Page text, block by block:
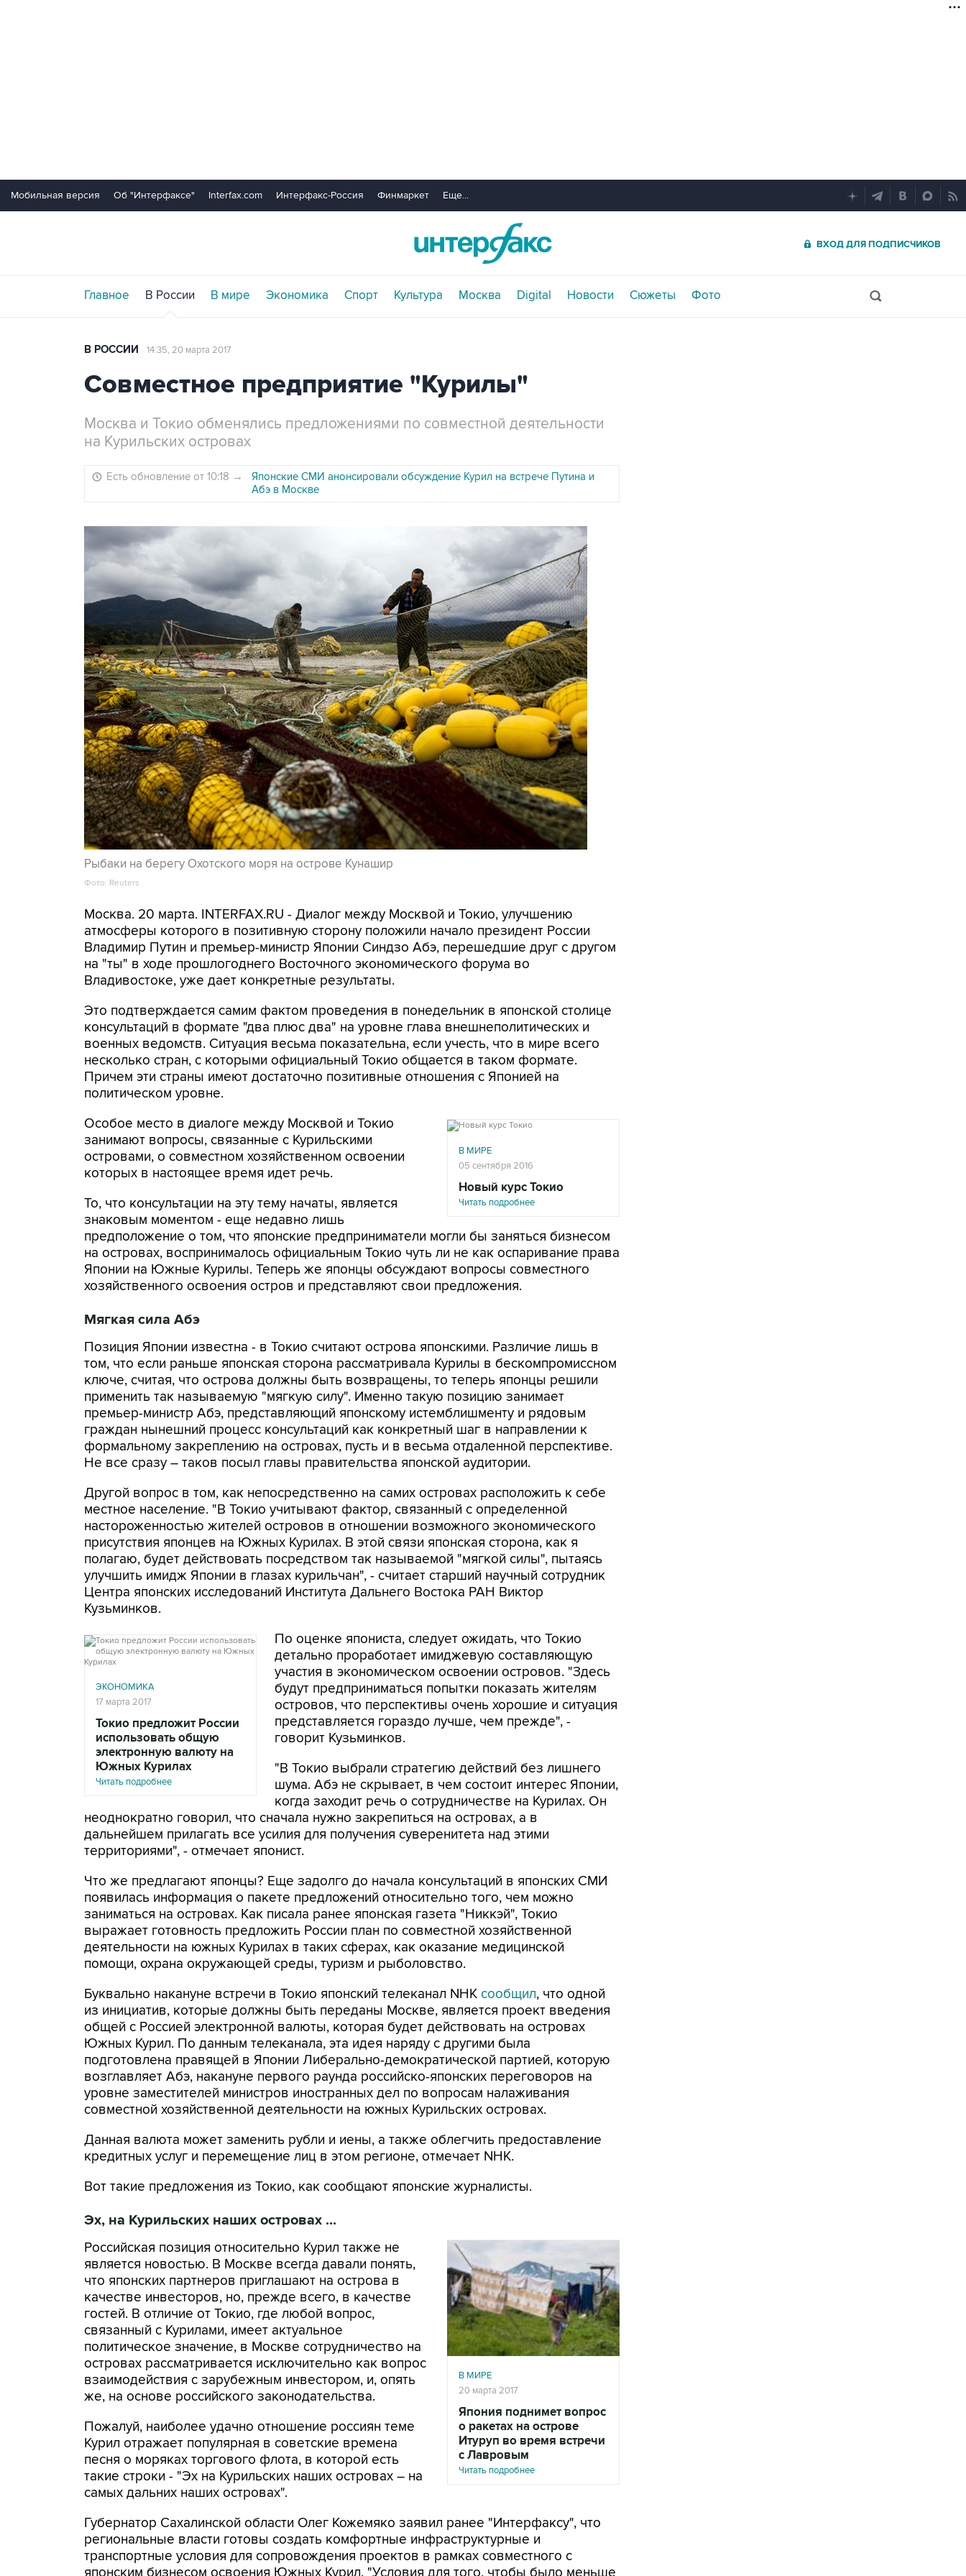
Мобильная версия Об "Интерфаксе" Interfax.com Интерфакс-Россия Финмаркет Еще...
ВХОД ДЛЯ ПОДПИСЧИКОВ
Главное В России В мире Экономика Спорт Культура Москва Digital Новости Сюжеты Фото
В РОССИИ 14:35, 20 марта 2017
Совместное предприятие "Курилы"
Москва и Токио обменялись предложениями по совместной деятельности
на Курильских островах
Есть обновление от 10:18 →
Японские СМИ анонсировали обсуждение Курил на встрече Путина и
Абэ в Москве
Рыбаки на берегу Охотского моря на острове Кунашир
Фото: Reuters
Москва. 20 марта. INTERFAX.RU - Диалог между Москвой и Токио, улучшению
атмосферы которого в позитивную сторону положили начало президент России
Владимир Путин и премьер-министр Японии Синдзо Абэ, перешедшие друг с другом
на "ты" в ходе прошлогоднего Восточного экономического форума во
Владивостоке, уже дает конкретные результаты.
Это подтверждается самим фактом проведения в понедельник в японской столице
консультаций в формате "два плюс два" на уровне глава внешнеполитических и
военных ведомств. Ситуация весьма показательна, если учесть, что в мире всего
несколько стран, с которыми официальный Токио общается в таком формате.
Причем эти страны имеют достаточно позитивные отношения с Японией на
политическом уровне.
В МИРЕ
05 сентября 2016
Новый курс Токио
Читать подробнее
Особое место в диалоге между Москвой и Токио
занимают вопросы, связанные с Курильскими
островами, о совместном хозяйственном освоении
которых в настоящее время идет речь.
То, что консультации на эту тему начаты, является
знаковым моментом - еще недавно лишь
предположение о том, что японские предприниматели могли бы заняться бизнесом
на островах, воспринималось официальным Токио чуть ли не как оспаривание права
Японии на Южные Курилы. Теперь же японцы обсуждают вопросы совместного
хозяйственного освоения остров и представляют свои предложения.
Мягкая сила Абэ
Позиция Японии известна - в Токио считают острова японскими. Различие лишь в
том, что если раньше японская сторона рассматривала Курилы в бескомпромиссном
ключе, считая, что острова должны быть возвращены, то теперь японцы решили
применить так называемую "мягкую силу". Именно такую позицию занимает
премьер-министр Абэ, представляющий японскому истемблишменту и рядовым
граждан нынешний процесс консультаций как конкретный шаг в направлении к
формальному закреплению на островах, пусть и в весьма отдаленной перспективе.
Не все сразу – таков посыл главы правительства японской аудитории.
Другой вопрос в том, как непосредственно на самих островах расположить к себе
местное население. "В Токио учитывают фактор, связанный с определенной
настороженностью жителей островов в отношении возможного экономического
присутствия японцев на Южных Курилах. В этой связи японская сторона, как я
полагаю, будет действовать посредством так называемой "мягкой силы", пытаясь
улучшить имидж Японии в глазах курильчан", - считает старший научный сотрудник
Центра японских исследований Института Дальнего Востока РАН Виктор
Кузьминков.
ЭКОНОМИКА
17 марта 2017
Токио предложит России
использовать общую
электронную валюту на
Южных Курилах
Читать подробнее
По оценке япониста, следует ожидать, что Токио
детально проработает имиджевую составляющую
участия в экономическом освоении островов. "Здесь
будут предприниматься попытки показать жителям
островов, что перспективы очень хорошие и ситуация
представляется гораздо лучше, чем прежде", -
говорит Кузьминков.
"В Токио выбрали стратегию действий без лишнего
шума. Абэ не скрывает, в чем состоит интерес Японии,
когда заходит речь о сотрудничестве на Курилах. Он
неоднократно говорил, что сначала нужно закрепиться на островах, а в
дальнейшем прилагать все усилия для получения суверенитета над этими
территориями", - отмечает японист.
Что же предлагают японцы? Еще задолго до начала консультаций в японских СМИ
появилась информация о пакете предложений относительно того, чем можно
заниматься на островах. Как писала ранее японская газета "Никкэй", Токио
выражает готовность предложить России план по совместной хозяйственной
деятельности на южных Курилах в таких сферах, как оказание медицинской
помощи, охрана окружающей среды, туризм и рыболовство.
Буквально накануне встречи в Токио японский телеканал NHK сообщил, что одной
из инициатив, которые должны быть переданы Москве, является проект введения
общей с Россией электронной валюты, которая будет действовать на островах
Южных Курил. По данным телеканала, эта идея наряду с другими была
подготовлена правящей в Японии Либерально-демократической партией, которую
возглавляет Абэ, накануне первого раунда российско-японских переговоров на
уровне заместителей министров иностранных дел по вопросам налаживания
совместной хозяйственной деятельности на южных Курильских островах.
Данная валюта может заменить рубли и иены, а также облегчить предоставление
кредитных услуг и перемещение лиц в этом регионе, отмечает NHK.
Вот такие предложения из Токио, как сообщают японские журналисты.
Эх, на Курильских наших островах ...
В МИРЕ
20 марта 2017
Япония поднимет вопрос
о ракетах на острове
Итуруп во время встречи
с Лавровым
Читать подробнее
Российская позиция относительно Курил также не
является новостью. В Москве всегда давали понять,
что японских партнеров приглашают на острова в
качестве инвесторов, но, прежде всего, в качестве
гостей. В отличие от Токио, где любой вопрос,
связанный с Курилами, имеет актуальное
политическое значение, в Москве сотрудничество на
островах рассматривается исключительно как вопрос
взаимодействия с зарубежным инвестором, и, опять
же, на основе российского законодательства.
Пожалуй, наиболее удачно отношение россиян теме
Курил отражает популярная в советские времена
песня о моряках торгового флота, в которой есть
такие строки - "Эх на Курильских наших островах – на
самых дальних наших островах".
Губернатор Сахалинской области Олег Кожемяко заявил ранее "Интерфаксу", что
региональные власти готовы создать комфортные инфраструктурные и
транспортные условия для сопровождения проектов в рамках совместного с